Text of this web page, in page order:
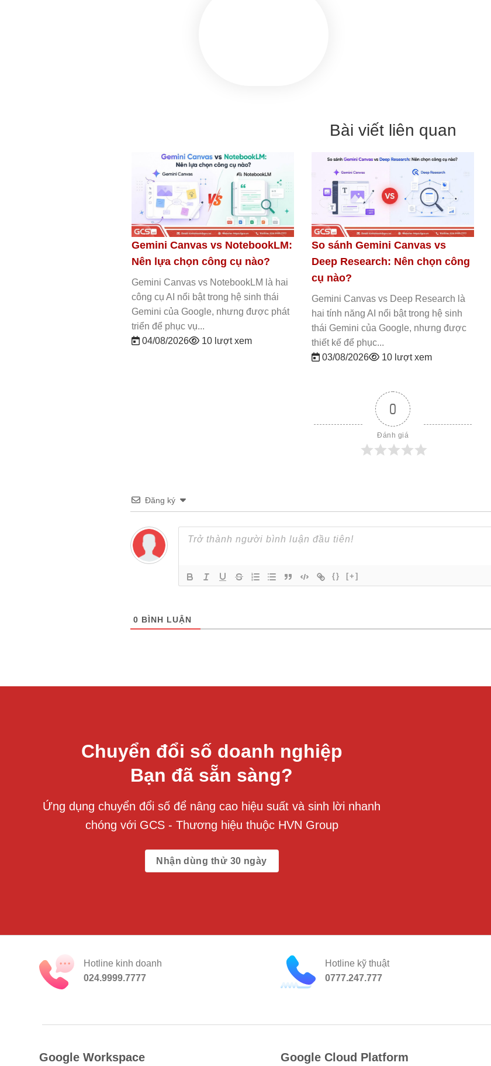
Bài viết liên quan
Gemini Canvas vs NotebookLM:
Nên lựa chọn công cụ nào?
Gemini Canvas vs NotebookLM là hai
công cụ AI nổi bật trong hệ sinh thái
Gemini của Google, nhưng được phát
triển để phục vụ...
04/08/2026
10 lượt xem
So sánh Gemini Canvas vs
Deep Research: Nên chọn công
cụ nào?
Gemini Canvas vs Deep Research là
hai tính năng AI nổi bật trong hệ sinh
thái Gemini của Google, nhưng được
thiết kế để phục...
03/08/2026
10 lượt xem
0
Đánh giá
Đăng ký
{} [+]
0 BÌNH LUẬN
Chuyển đổi số doanh nghiệp
Bạn đã sẵn sàng?
Ứng dụng chuyển đổi số để nâng cao hiệu suất và sinh lời nhanh
chóng với GCS - Thương hiệu thuộc HVN Group
Nhận dùng thử 30 ngày
Hotline kinh doanh
024.9999.7777
Hotline kỹ thuật
0777.247.777
Google Workspace Google Cloud Platform